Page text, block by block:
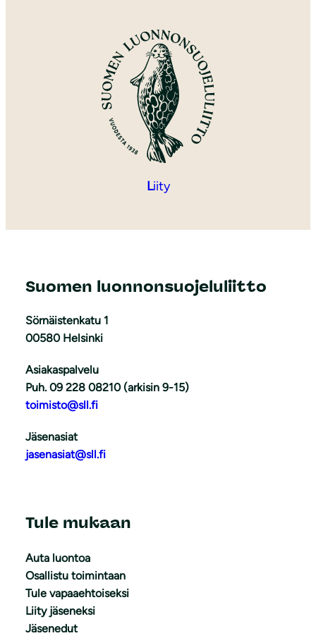
Liity
Suomen luonnonsuojeluliitto
Sörnäistenkatu 1
00580 Helsinki
Asiakaspalvelu
Puh. 09 228 08210 (arkisin 9-15)
toimisto@sll.fi
Jäsenasiat
jasenasiat@sll.fi
Tule mukaan
Auta luontoa
Osallistu toimintaan
Tule vapaaehtoiseksi
Liity jäseneksi
Jäsenedut